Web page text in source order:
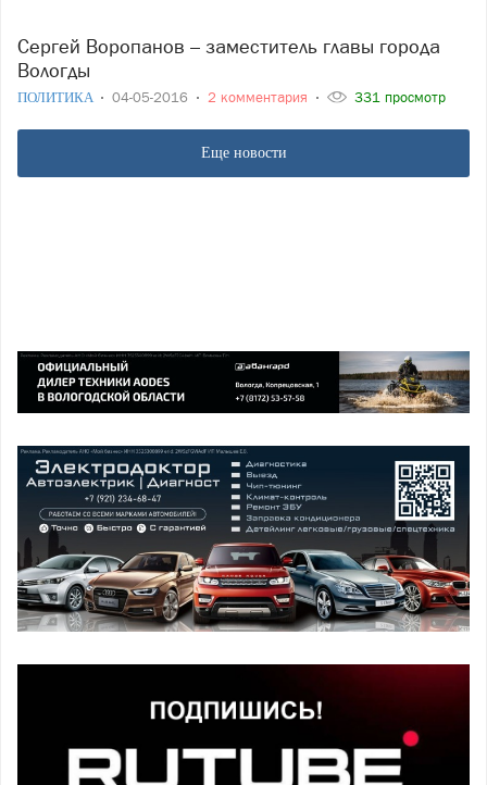
Сергей Воропанов – заместитель главы города
Вологды
ПОЛИТИКА 04-05-2016 2 комментария 331 просмотр
Еще новости